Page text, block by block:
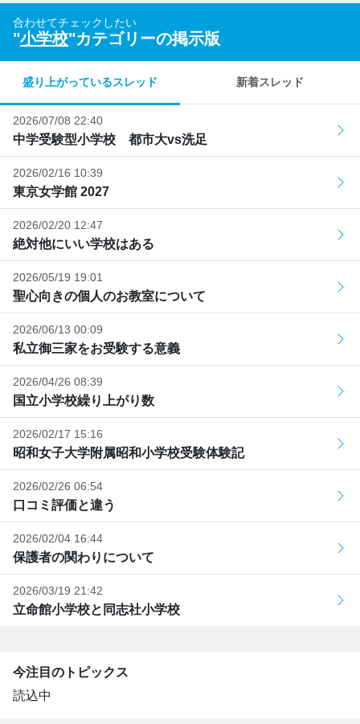
合わせてチェックしたい
"小学校"カテゴリーの掲示版
盛り上がっているスレッド 新着スレッド
2026/07/08 22:40
中学受験型小学校 都市大vs洗足
2026/02/16 10:39
東京女学館 2027
2026/02/20 12:47
絶対他にいい学校はある
2026/05/19 19:01
聖心向きの個人のお教室について
2026/06/13 00:09
私立御三家をお受験する意義
2026/04/26 08:39
国立小学校繰り上がり数
2026/02/17 15:16
昭和女子大学附属昭和小学校受験体験記
2026/02/26 06:54
口コミ評価と違う
2026/02/04 16:44
保護者の関わりについて
2026/03/19 21:42
立命館小学校と同志社小学校
今注目のトピックス
読込中